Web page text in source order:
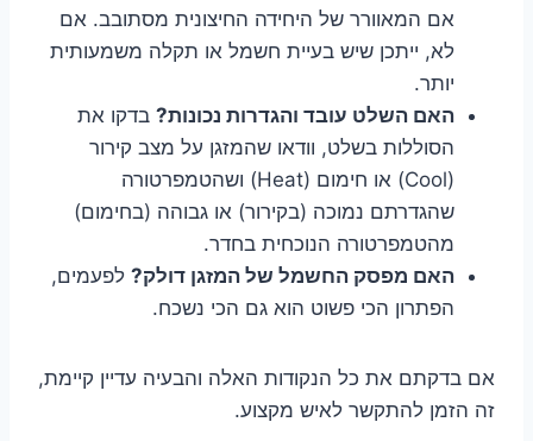
אם המאוורר של היחידה החיצונית מסתובב. אם
לא, ייתכן שיש בעיית חשמל או תקלה משמעותית
יותר.
האם השלט עובד והגדרות נכונות? בדקו את
הסוללות בשלט, וודאו שהמזגן על מצב קירור
(Cool) או חימום (Heat) ושהטמפרטורה
שהגדרתם נמוכה (בקירור) או גבוהה (בחימום)
מהטמפרטורה הנוכחית בחדר.
האם מפסק החשמל של המזגן דולק? לפעמים,
הפתרון הכי פשוט הוא גם הכי נשכח.
אם בדקתם את כל הנקודות האלה והבעיה עדיין קיימת,
זה הזמן להתקשר לאיש מקצוע.